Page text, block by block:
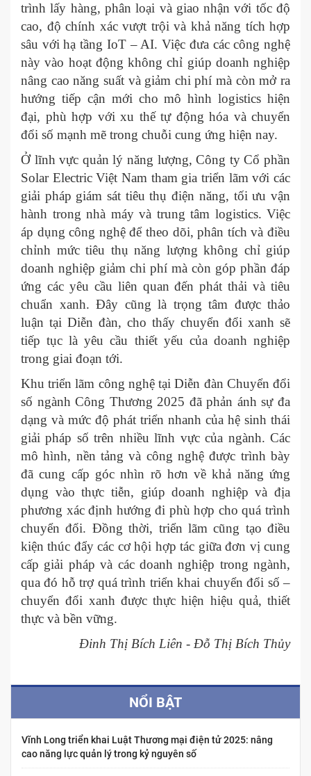
trình lấy hàng, phân loại và giao nhận với tốc độ
cao, độ chính xác vượt trội và khả năng tích hợp
sâu với hạ tầng IoT – AI. Việc đưa các công nghệ
này vào hoạt động không chỉ giúp doanh nghiệp
nâng cao năng suất và giảm chi phí mà còn mở ra
hướng tiếp cận mới cho mô hình logistics hiện
đại, phù hợp với xu thế tự động hóa và chuyển
đổi số mạnh mẽ trong chuỗi cung ứng hiện nay.
Ở lĩnh vực quản lý năng lượng, Công ty Cổ phần
Solar Electric Việt Nam tham gia triển lãm với các
giải pháp giám sát tiêu thụ điện năng, tối ưu vận
hành trong nhà máy và trung tâm logistics. Việc
áp dụng công nghệ để theo dõi, phân tích và điều
chỉnh mức tiêu thụ năng lượng không chỉ giúp
doanh nghiệp giảm chi phí mà còn góp phần đáp
ứng các yêu cầu liên quan đến phát thải và tiêu
chuẩn xanh. Đây cũng là trọng tâm được thảo
luận tại Diễn đàn, cho thấy chuyển đổi xanh sẽ
tiếp tục là yêu cầu thiết yếu của doanh nghiệp
trong giai đoạn tới.
Khu triển lãm công nghệ tại Diễn đàn Chuyển đổi
số ngành Công Thương 2025 đã phản ánh sự đa
dạng và mức độ phát triển nhanh của hệ sinh thái
giải pháp số trên nhiều lĩnh vực của ngành. Các
mô hình, nền tảng và công nghệ được trình bày
đã cung cấp góc nhìn rõ hơn về khả năng ứng
dụng vào thực tiễn, giúp doanh nghiệp và địa
phương xác định hướng đi phù hợp cho quá trình
chuyển đổi. Đồng thời, triển lãm cũng tạo điều
kiện thúc đẩy các cơ hội hợp tác giữa đơn vị cung
cấp giải pháp và các doanh nghiệp trong ngành,
qua đó hỗ trợ quá trình triển khai chuyển đổi số –
chuyển đổi xanh được thực hiện hiệu quả, thiết
thực và bền vững.
Đinh Thị Bích Liên - Đỗ Thị Bích Thủy
NỔI BẬT
Vĩnh Long triển khai Luật Thương mại điện tử 2025: nâng
cao năng lực quản lý trong kỷ nguyên số